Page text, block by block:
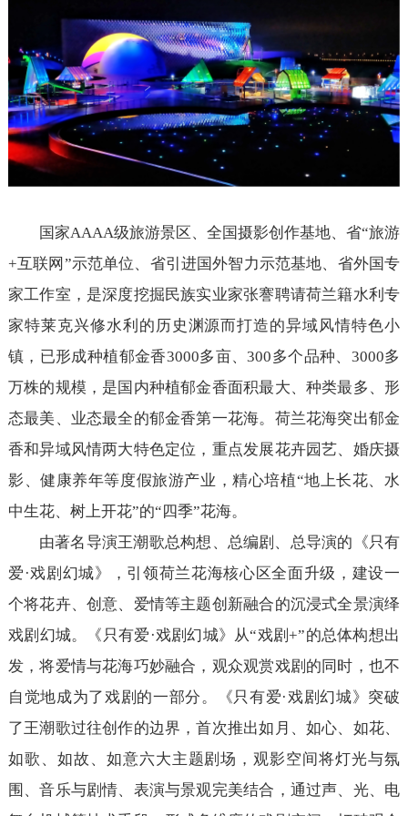
国家AAAA级旅游景区、全国摄影创作基地、省“旅游
+互联网”示范单位、省引进国外智力示范基地、省外国专
家工作室，是深度挖掘民族实业家张謇聘请荷兰籍水利专
家特莱克兴修水利的历史渊源而打造的异域风情特色小
镇，已形成种植郁金香3000多亩、300多个品种、3000多
万株的规模，是国内种植郁金香面积最大、种类最多、形
态最美、业态最全的郁金香第一花海。荷兰花海突出郁金
香和异域风情两大特色定位，重点发展花卉园艺、婚庆摄
影、健康养年等度假旅游产业，精心培植“地上长花、水
中生花、树上开花”的“四季”花海。
由著名导演王潮歌总构想、总编剧、总导演的《只有
爱·戏剧幻城》，引领荷兰花海核心区全面升级，建设一
个将花卉、创意、爱情等主题创新融合的沉浸式全景演绎
戏剧幻城。《只有爱·戏剧幻城》从“戏剧+”的总体构想出
发，将爱情与花海巧妙融合，观众观赏戏剧的同时，也不
自觉地成为了戏剧的一部分。《只有爱·戏剧幻城》突破
了王潮歌过往创作的边界，首次推出如月、如心、如花、
如歌、如故、如意六大主题剧场，观影空间将灯光与氛
围、音乐与剧情、表演与景观完美结合，通过声、光、电